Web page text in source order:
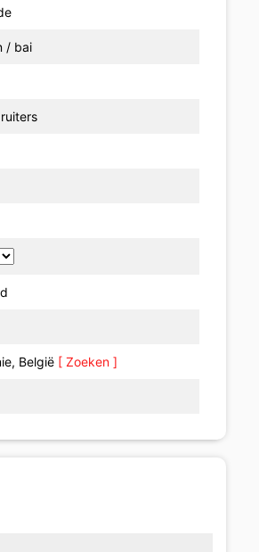
/ bai
België [ Zoeken ]